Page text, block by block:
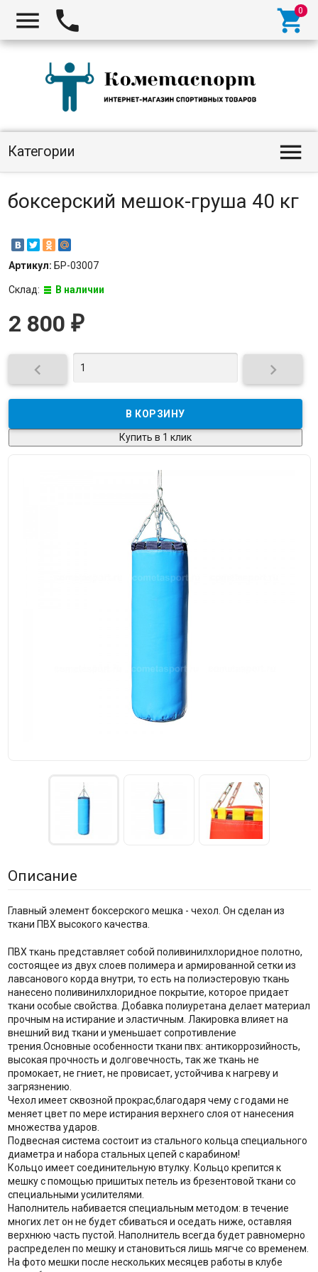
  
Категории 
боксерский мешок-груша 40 кг
Артикул: БР-03007
Склад: В наличии
2 800 ₽
 
Купить в 1 клик
Описание
Главный элемент боксерского мешка - чехол. Он сделан из
ткани ПВХ высокого качества.
ПВХ ткань представляет собой поливинилхлоридное полотно,
состоящее из двух слоев полимера и армированной сетки из
лавсанового корда внутри, то есть на полиэстеровую ткань
нанесено поливинилхлоридное покрытие, которое придает
ткани особые свойства. Добавка полиуретана делает материал
прочным на истирание и эластичным. Лакировка влияет на
внешний вид ткани и уменьшает сопротивление
трения.Основные особенности ткани пвх: антикоррозийность,
высокая прочность и долговечность, так же ткань не
промокает, не гниет, не провисает, устойчива к нагреву и
загрязнению.
Чехол имеет сквозной прокрас,благодаря чему с годами не
меняет цвет по мере истирания верхнего слоя от нанесения
множества ударов.
Подвесная система состоит из стального кольца специального
диаметра и набора стальных цепей с карабином!
Кольцо имеет соединительную втулку. Кольцо крепится к
мешку с помощью пришитых петель из брезентовой ткани со
специальными усилителями.
Наполнитель набивается специальным методом: в течение
многих лет он не будет сбиваться и оседать ниже, оставляя
верхнюю часть пустой. Наполнитель всегда будет равномерно
распределен по мешку и становиться лишь мягче со временем.
На фото мешки после нескольких месяцев работы в клубе